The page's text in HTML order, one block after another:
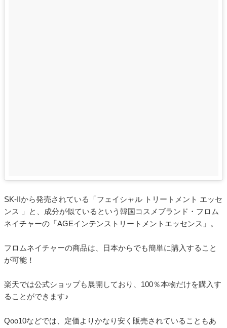
SK-IIから発売されている「フェイシャル トリートメント エッセ
ンス 」と、成分が似ているという韓国コスメブランド・フロム
ネイチャーの「AGEインテンストリートメントエッセンス」。
フロムネイチャーの商品は、日本からでも簡単に購入すること
が可能！
楽天では公式ショップも展開しており、100％本物だけを購入す
ることができます♪
Qoo10などでは、定価よりかなり安く販売されていることもあ